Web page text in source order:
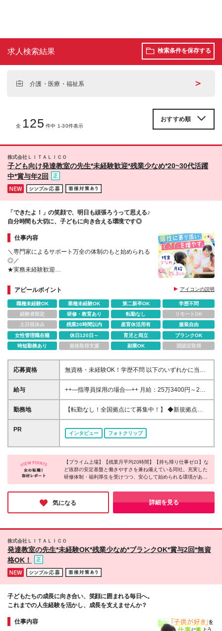
求人検索結果 検索条件を保存する
介護・医療・福祉系 ＞
全 125 件中 1-30件表示
株式会社ＬＩＴＡＬＩＣＯ
子ども向け発達教室の先生*未経験歓迎*残業少なめ*20~30代活躍
中*賞与年2回
「できたよ！」の笑顔で、明日も頑張ろうって思える♪
自分時間も大切に、子どもに向き合える環境です◎
仕事内容
＼専門家によるサポート万全の体制のもと始められる
◎／
★実務未経験歓迎
★女性リーダーも活躍中！
★U・Iターン歓迎！全国募集！転勤はありません
アピールポイント アイコンの説明
職種未経験OK 業種未経験OK 第二新卒OK
学歴不問
経験者限定
研修・教育あり 転勤なし
リモートOK
土日祝休み
残業20時間以内 産育休活用有
服装自由
女性管理職在籍
休日120日～ 育児と両立
ブランクOK
時短勤務あり
資格取得支援 副業OK 国認定取得
応募資格
無資格・未経験OK！学歴不問 以下のいずれかに当て
はまる方 ■児童発達支援管理責任者 ■小・中・高教員
免許、保育士、幼稚園教諭、社会福祉士、精神保健福
聴覚士、作業療法士の資格をお持ちの方 ■教育・社
会・心理・福祉系の学部・学科を卒業した方 ■児童福
ない方は、 強度行動障害初任者研修（基礎）をご受
給与
++—指導員採用の場合—++ 月給：25万3400円～26
万8400円 ※固定残業代（20時間分／3万3400円～3万
6000円）を含む。超過分は別途支給。 ※経験を考慮
勤務地
【転勤なし！全国拠点にて募集中！】 ◆新規拠点も
全国各地で随時OPEN予定 ◆駅から徒歩5～10分の教
室です ■東京都 門前仲町、高田馬場、荻窪、自由が
丘、三軒茶屋、お茶の水、蒲田、東銀座、八王子、池
袋、赤羽、中目黒 ■神奈川県 新杉田、金沢文庫、戸
塚、新横浜、横浜、たまﾌﾟﾗｰｻﾞ、関内、海老名、本厚
木、溝の口、川崎、武蔵小杉、相模大野、橋本、藤沢
■埼玉県 浦和、大宮、東浦和、越谷、戸田公園、志
木、川口、三郷 ■千葉県 行徳、松戸、千葉、船橋 ■愛
知県 名古屋伏見、名駅 ■静岡県 静岡 ■大阪府 堺東、
天王寺、あびこ、心斎橋、なんば日本橋、京橋、梅田
■広島県 広島皆実 ※本社：東京都目黒区上目黒2-1-1
PR
インタビュー フォトクリップ
【プライム上場】【残業月平均20時間】【持ち帰り仕事ゼロ】な
ど抜群の安定基盤と働きやすさを兼ね備えている同社。充実した
研修体制・福利厚生を受けつつ、安心して始められる環境がある
ことは勿論、保育士、幼稚園教諭、塾講師など様々な経歴や資格
を持つ先輩たちと協力しながら進められるスタイルだそうで、未
経験の方でも活躍できる環境だと感じました！同社で目の前の方
に寄り添うお仕事を始めてみませんか。
気になる 詳細を見る
株式会社ＬＩＴＡＬＩＣＯ
発達教室の先生*未経験OK*残業少なめ*ブランクOK*賞与2回*無資
格OK！
子どもたちの成長に向き合い、笑顔に囲まれる毎日へ。
これまでの人生経験を活かし、成長を支えませんか？
仕事内容